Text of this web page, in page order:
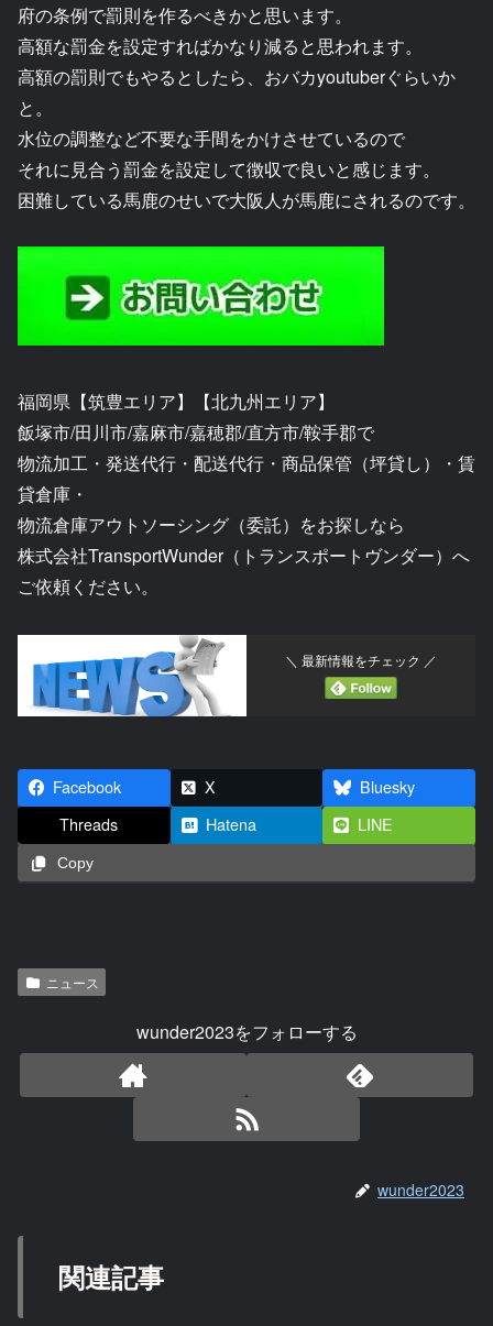
府の条例で罰則を作るべきかと思います。
高額な罰金を設定すればかなり減ると思われます。
高額の罰則でもやるとしたら、おバカyoutuberぐらいか
と。
水位の調整など不要な手間をかけさせているので
それに見合う罰金を設定して徴収で良いと感じます。
困難している馬鹿のせいで大阪人が馬鹿にされるのです。
福岡県【筑豊エリア】【北九州エリア】
飯塚市/田川市/嘉麻市/嘉穂郡/直方市/鞍手郡で
物流加工・発送代行・配送代行・商品保管（坪貸し）・賃
貸倉庫・
物流倉庫アウトソーシング（委託）をお探しなら
株式会社TransportWunder（トランスポートヴンダー）へ
ご依頼ください。
＼ 最新情報をチェック ／
Facebook X
Bluesky
Threads
Hatena LINE
Copy
ニュース
wunder2023をフォローする
wunder2023
関連記事